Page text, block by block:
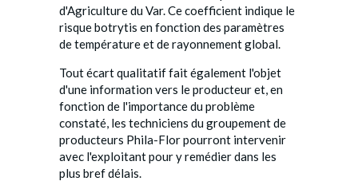
d'Agriculture du Var. Ce coefficient indique le
risque botrytis en fonction des paramètres
de température et de rayonnement global.
Tout écart qualitatif fait également l'objet
d'une information vers le producteur et, en
fonction de l'importance du problème
constaté, les techniciens du groupement de
producteurs Phila-Flor pourront intervenir
avec l'exploitant pour y remédier dans les
plus bref délais.